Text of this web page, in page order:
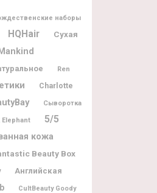
наборы
HQHair
Сухая
Mankind
Ren
Charlotte
Сыворотка
Elephant 5/5
кожа
Beauty Box
Английская
CultBeauty Goody